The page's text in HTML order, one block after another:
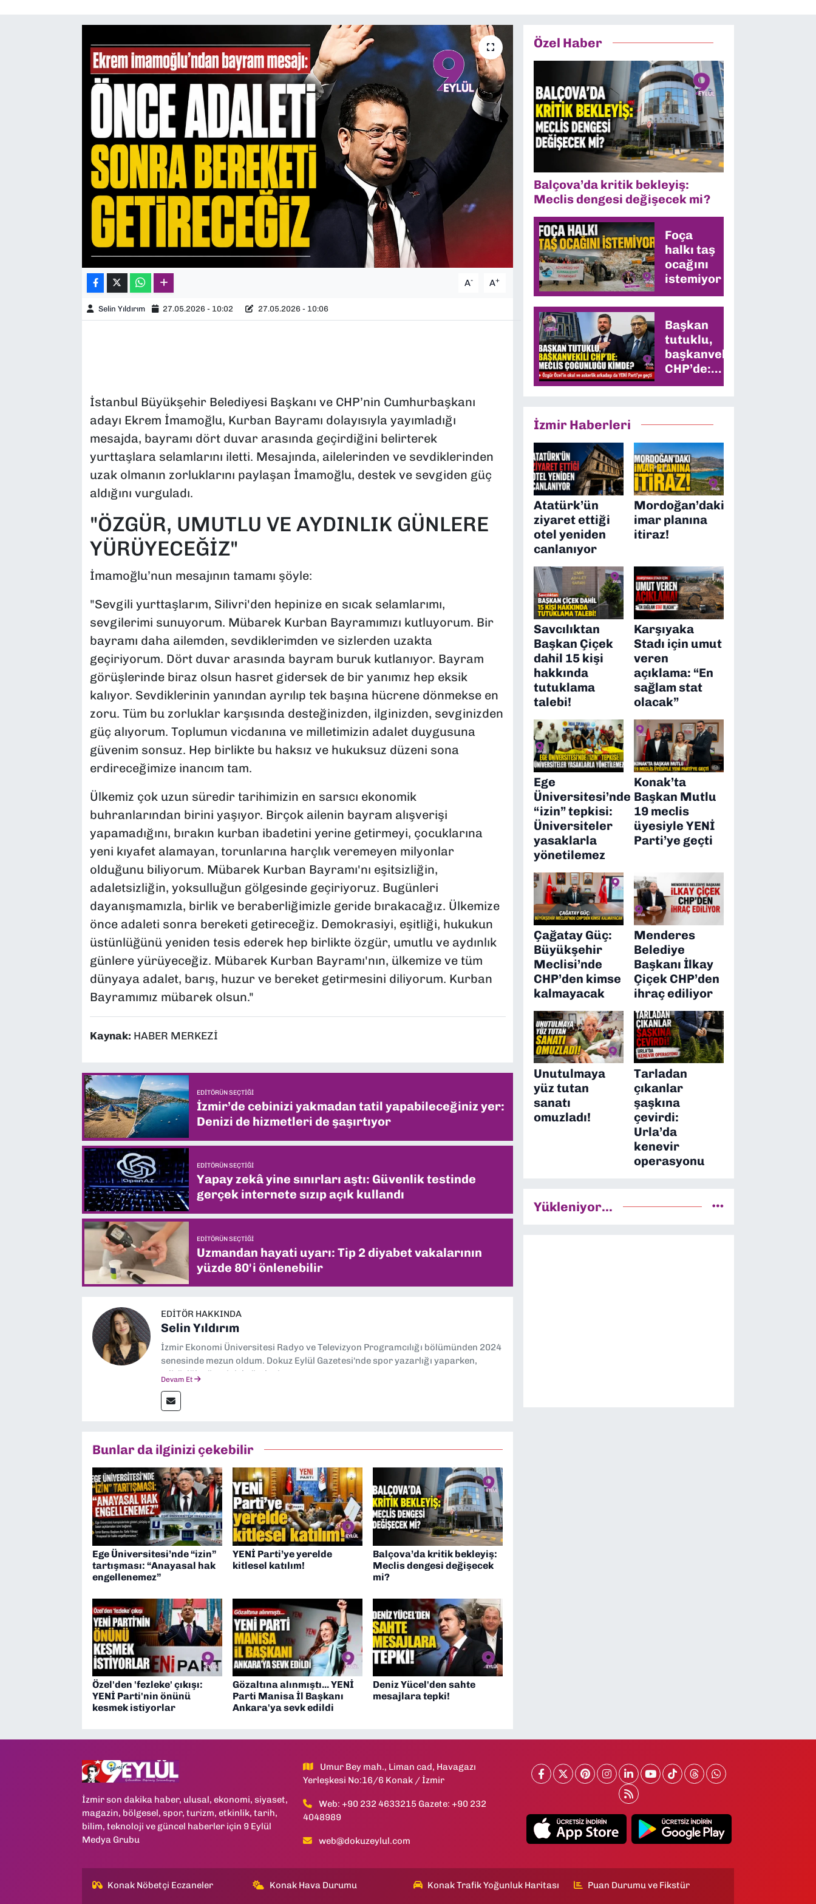
A- A+
Selin Yıldırım 27.05.2026 - 10:02 27.05.2026 - 10:06
İstanbul Büyükşehir Belediyesi Başkanı ve CHP’nin Cumhurbaşkanı
adayı Ekrem İmamoğlu, Kurban Bayramı dolayısıyla yayımladığı
mesajda, bayramı dört duvar arasında geçirdiğini belirterek
yurttaşlara selamlarını iletti. Mesajında, ailelerinden ve sevdiklerinden
uzak olmanın zorluklarını paylaşan İmamoğlu, destek ve sevgiden güç
aldığını vurguladı.
"ÖZGÜR, UMUTLU VE AYDINLIK GÜNLERE
YÜRÜYECEĞİZ"
İmamoğlu’nun mesajının tamamı şöyle:
"Sevgili yurttaşlarım, Silivri'den hepinize en sıcak selamlarımı,
sevgilerimi sunuyorum. Mübarek Kurban Bayramımızı kutluyorum. Bir
bayramı daha ailemden, sevdiklerimden ve sizlerden uzakta
geçiriyorum. Dört duvar arasında bayram buruk kutlanıyor. Bayram
görüşlerinde biraz olsun hasret gidersek de bir yanımız hep eksik
kalıyor. Sevdiklerinin yanından ayrılıp tek başına hücrene dönmekse en
zoru. Tüm bu zorluklar karşısında desteğinizden, ilginizden, sevginizden
güç alıyorum. Toplumun vicdanına ve milletimizin adalet duygusuna
güvenim sonsuz. Hep birlikte bu haksız ve hukuksuz düzeni sona
erdireceğimize inancım tam.
Ülkemiz çok uzun süredir tarihimizin en sarsıcı ekonomik
buhranlarından birini yaşıyor. Birçok ailenin bayram alışverişi
yapamadığını, bırakın kurban ibadetini yerine getirmeyi, çocuklarına
yeni kıyafet alamayan, torunlarına harçlık veremeyen milyonlar
olduğunu biliyorum. Mübarek Kurban Bayramı'nı eşitsizliğin,
adaletsizliğin, yoksulluğun gölgesinde geçiriyoruz. Bugünleri
dayanışmamızla, birlik ve beraberliğimizle geride bırakacağız. Ülkemize
önce adaleti sonra bereketi getireceğiz. Demokrasiyi, eşitliği, hukukun
üstünlüğünü yeniden tesis ederek hep birlikte özgür, umutlu ve aydınlık
günlere yürüyeceğiz. Mübarek Kurban Bayramı'nın, ülkemize ve tüm
dünyaya adalet, barış, huzur ve bereket getirmesini diliyorum. Kurban
Bayramımız mübarek olsun."
Kaynak: HABER MERKEZİ
EDITÖRÜN SEÇTIĞI
İzmir’de cebinizi yakmadan tatil yapabileceğiniz yer:
Denizi de hizmetleri de şaşırtıyor
EDITÖRÜN SEÇTIĞI
Yapay zekâ yine sınırları aştı: Güvenlik testinde
gerçek internete sızıp açık kullandı
EDITÖRÜN SEÇTIĞI
Uzmandan hayati uyarı: Tip 2 diyabet vakalarının
yüzde 80'i önlenebilir
EDITÖR HAKKINDA
Selin Yıldırım
İzmir Ekonomi Üniversitesi Radyo ve Televizyon Programcılığı bölümünden 2024
senesinde mezun oldum. Dokuz Eylül Gazetesi'nde spor yazarlığı yaparken,
editörlük görevini de üstleniyorum.
Devam Et
Bunlar da ilginizi çekebilir
Ege Üniversitesi’nde “izin”
tartışması: “Anayasal hak
engellenemez”
YENİ Parti’ye yerelde
kitlesel katılım!
Balçova’da kritik bekleyiş:
Meclis dengesi değişecek
mi?
Özel'den 'fezleke' çıkışı:
YENİ Parti'nin önünü
kesmek istiyorlar
Gözaltına alınmıştı... YENİ
Parti Manisa İl Başkanı
Ankara'ya sevk edildi
Deniz Yücel'den sahte
mesajlara tepki!
Özel Haber
Balçova’da kritik bekleyiş:
Meclis dengesi değişecek mi?
Foça
halkı taş
ocağını
istemiyor
Başkan
tutuklu,
başkanvekili
CHP’de:
Meclis
İzmir Haberleri
Atatürk’ün
ziyaret ettiği
otel yeniden
canlanıyor
Mordoğan’daki
imar planına
itiraz!
Savcılıktan
Başkan Çiçek
dahil 15 kişi
hakkında
tutuklama
talebi!
Karşıyaka
Stadı için umut
veren
açıklama: “En
sağlam stat
olacak”
Ege
Üniversitesi’nde
“izin” tepkisi:
Üniversiteler
yasaklarla
yönetilemez
Konak’ta
Başkan Mutlu
19 meclis
üyesiyle YENİ
Parti’ye geçti
Çağatay Güç:
Büyükşehir
Meclisi’nde
CHP’den kimse
kalmayacak
Menderes
Belediye
Başkanı İlkay
Çiçek CHP’den
ihraç ediliyor
Unutulmaya
yüz tutan
sanatı
omuzladı!
Tarladan
çıkanlar
şaşkına
çevirdi:
Urla’da
kenevir
operasyonu
Yükleniyor...
İzmir son dakika haber, ulusal, ekonomi, siyaset,
magazin, bölgesel, spor, turizm, etkinlik, tarih,
bilim, teknoloji ve güncel haberler için 9 Eylül
Medya Grubu
Umur Bey mah., Liman cad, Havagazı
Yerleşkesi No:16/6 Konak / İzmir
Web: +90 232 4633215 Gazete: +90 232
4048989
web@dokuzeylul.com
Konak Nöbetçi Eczaneler Konak Hava Durumu Konak Trafik Yoğunluk Haritası Puan Durumu ve Fikstür
YEREL YÖNETİMLER